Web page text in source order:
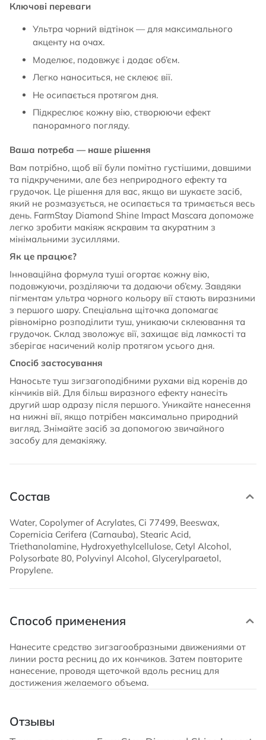
Ключові переваги
Ультра чорний відтінок — для максимального
акценту на очах.
Моделює, подовжує і додає об’єм.
Легко наноситься, не склеює вії.
Не осипається протягом дня.
Підкреслює кожну вію, створюючи ефект
панорамного погляду.
Ваша потреба — наше рішення
Вам потрібно, щоб вії були помітно густішими, довшими
та підкрученими, але без неприродного ефекту та
грудочок. Це рішення для вас, якщо ви шукаєте засіб,
який не розмазується, не осипається та тримається весь
день. FarmStay Diamond Shine Impact Mascara допоможе
легко зробити макіяж яскравим та акуратним з
мінімальними зусиллями.
Як це працює?
Інноваційна формула туші огортає кожну вію,
подовжуючи, розділяючи та додаючи об’єму. Завдяки
пігментам ультра чорного кольору вії стають виразними
з першого шару. Спеціальна щіточка допомагає
рівномірно розподілити туш, уникаючи склеювання та
грудочок. Склад зволожує вії, захищає від ламкості та
зберігає насичений колір протягом усього дня.
Спосіб застосування
Наносьте туш зигзагоподібними рухами від коренів до
кінчиків вій. Для більш виразного ефекту нанесіть
другий шар одразу після першого. Уникайте нанесення
на нижні вії, якщо потрібен максимально природний
вигляд. Знімайте засіб за допомогою звичайного
засобу для демакіяжу.
Состав
Water, Copolymer of Acrylates, Ci 77499, Beeswax,
Copernicia Cerifera (Carnauba), Stearic Acid,
Triethanolamine, Hydroxyethylcellulose, Cetyl Alcohol,
Polysorbate 80, Polyvinyl Alcohol, Glycerylparaetol,
Propylene.
Способ применения
Нанесите средство зигзагообразными движениями от
линии роста ресниц до их кончиков. Затем повторите
нанесение, проводя щеточкой вдоль ресниц для
достижения желаемого объема.
Отзывы